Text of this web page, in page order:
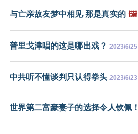
与亡亲故友梦中相见 那是真实的 🖼️
普里戈津唱的这是哪出戏？ 2023/6/25
中共听不懂谈判只认得拳头 2023/6/23
世界第二富豪妻子的选择令人钦佩！